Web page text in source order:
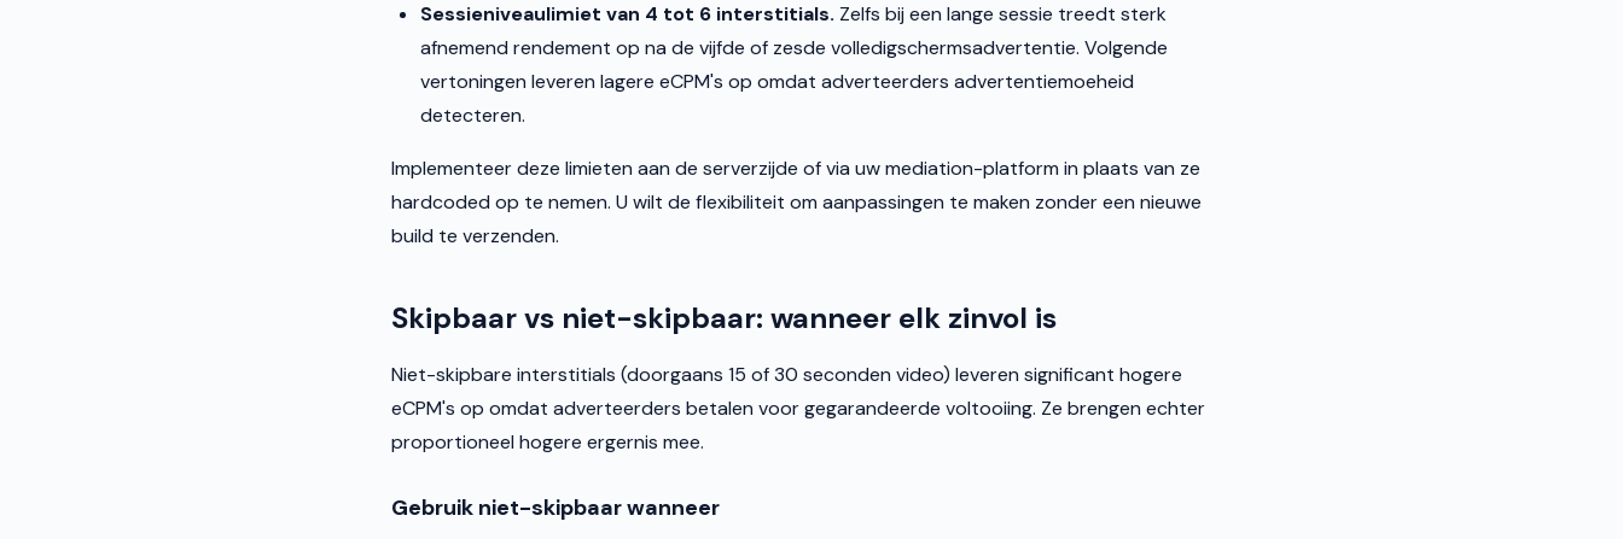
Sessieniveaulimiet van 4 tot 6 interstitials. Zelfs bij een lange sessie treedt sterk
afnemend rendement op na de vijfde of zesde volledigschermsadvertentie. Volgende
vertoningen leveren lagere eCPM's op omdat adverteerders advertentiemoeheid
detecteren.
Implementeer deze limieten aan de serverzijde of via uw mediation-platform in plaats van ze
hardcoded op te nemen. U wilt de flexibiliteit om aanpassingen te maken zonder een nieuwe
build te verzenden.
Skipbaar vs niet-skipbaar: wanneer elk zinvol is
Niet-skipbare interstitials (doorgaans 15 of 30 seconden video) leveren significant hogere
eCPM's op omdat adverteerders betalen voor gegarandeerde voltooiing. Ze brengen echter
proportioneel hogere ergernis mee.
Gebruik niet-skipbaar wanneer